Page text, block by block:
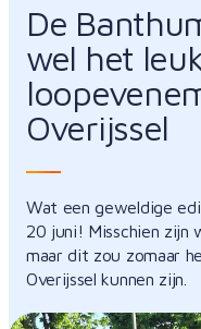
De
wel het
Overijssel
Wat een geweldige
20 juni! Misschien zijn
maar dit zou zomaar
Overijssel kunnen zijn.